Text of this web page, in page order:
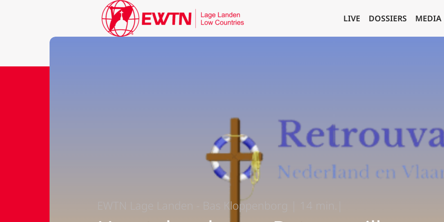
LIVE DOSSIERS MEDIA
EWTN Lage Landen - Bas Kloppenborg | 14 min.|